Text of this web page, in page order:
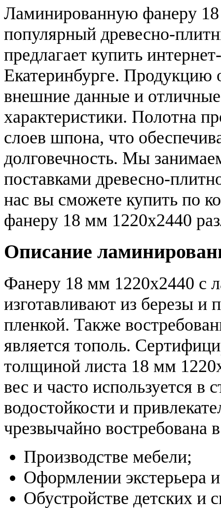
Ламинированную фанеру
популярный древесно-
предлагает купить
Екатеринбурге. Продукцию
внешние данные и
характеристики. Полотна
слоев шпона, что
долговечность. Мы
поставками древесно-
нас вы сможете купить по
фанеру 18 мм 1220x2440
Описание
Фанеру 18 мм 1220x2440 с
изготавливают из березы и
пленкой. Также
является тополь.
толщиной листа 18 мм
вес и часто используется в
водостойкости и
чрезвычайно востребована
Производстве мебели;
Оформлении экстерьера
Обустройстве детских и